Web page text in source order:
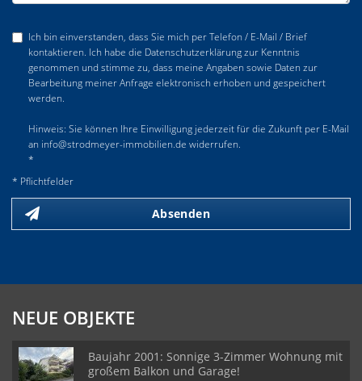
Ich bin einverstanden, dass Sie mich per Telefon / E-Mail / Brief
kontaktieren. Ich habe die Datenschutzerklärung zur Kenntnis
genommen und stimme zu, dass meine Angaben sowie Daten zur
Bearbeitung meiner Anfrage elektronisch erhoben und gespeichert
werden.
Hinweis: Sie können Ihre Einwilligung jederzeit für die Zukunft per E-Mail
an info@strodmeyer-immobilien.de widerrufen.
*
* Pflichtfelder
Absenden
NEUE OBJEKTE
Baujahr 2001: Sonnige 3-Zimmer Wohnung mit
großem Balkon und Garage!